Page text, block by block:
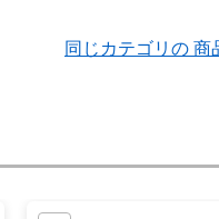
同じカテゴリの 商